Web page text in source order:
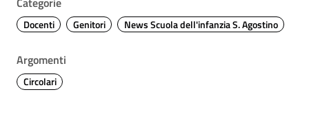
Docenti Genitori News Scuola dell'infanzia S. Agostino
Argomenti
Circolari